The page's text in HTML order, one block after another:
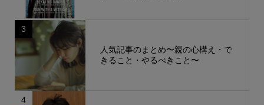
3
人気記事のまとめ〜親の心構え・で
きること・やるべきこと〜
4